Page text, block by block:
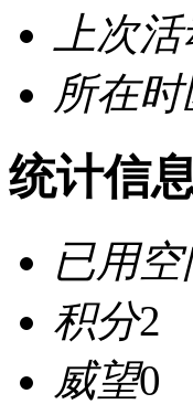
上次
所在时
统计信
已用空
积分2
威望0